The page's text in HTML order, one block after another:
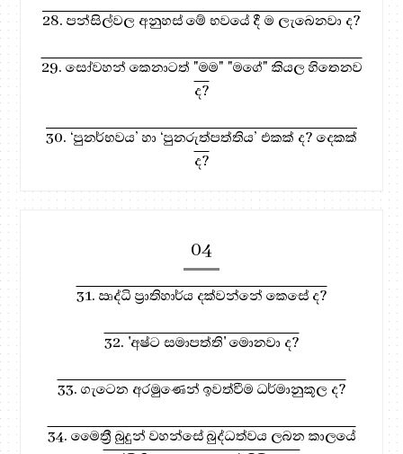
28. පන්සිල්වල අනුහස් මේ භවයේ දී ම ලැබෙනවා ද?
29. සෝවහන් කෙනාටත් "මම" "මගේ" කියල හිතෙනව
ද?
30. ‘පුනර්භවය’ හා ‘පුනරුත්පත්තිය’ එකක් ද? දෙකක්
ද?
04
31. ඍද්ධි ප්‍රාතිහාර්ය දක්වන්නේ කෙසේ ද?
32. 'අෂ්ට සමාපත්ති' මොනවා ද?
33. ගැටෙන අරමුණෙන් ඉවත්වීම ධර්මානුකූල ද?
34. මෛත්‍රී බුදුන් වහන්සේ බුද්ධත්වය ලබන කාලයේ